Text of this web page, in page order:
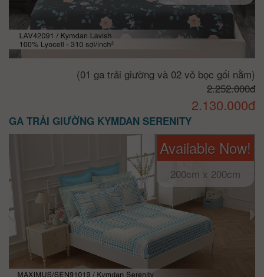
(01 ga trải giường và 02 vỏ bọc gối nằm)
2.252.000đ
2.130.000đ
GA TRẢI GIƯỜNG KYMDAN SERENITY
Available Now!
200cm x 200cm